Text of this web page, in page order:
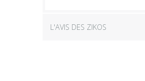
L'AVIS DES ZIKOS